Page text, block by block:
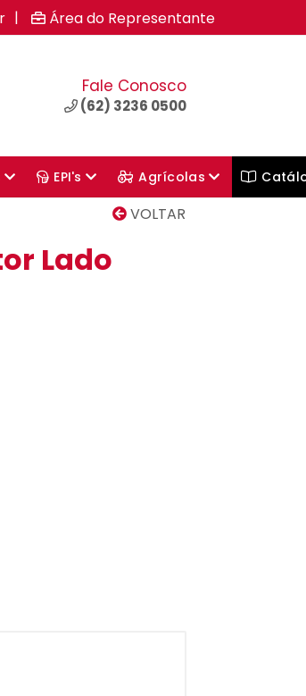
| Área do Representante
Fale Conosco
(62) 3236 0500
EPI's Agrícolas
VOLTAR
Lado